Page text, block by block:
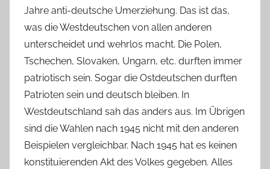
Jahre anti-deutsche Umerziehung. Das ist das,
was die Westdeutschen von allen anderen
unterscheidet und wehrlos macht. Die Polen,
Tschechen, Slovaken, Ungarn, etc. durften immer
patriotisch sein. Sogar die Ostdeutschen durften
Patrioten sein und deutsch bleiben. In
Westdeutschland sah das anders aus. Im Übrigen
sind die Wahlen nach 1945 nicht mit den anderen
Beispielen vergleichbar. Nach 1945 hat es keinen
konstituierenden Akt des Volkes gegeben. Alles